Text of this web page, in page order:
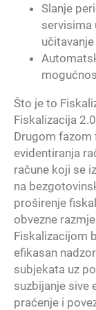
Slanje
servisima
Što je to
Fiskalizacija
Drugom fazom
evidentiranja
račune koji se
na
proširenje
obvezne
Fiskalizacijom
efikasan
subjekata uz
suzbijanje sive
praćenje i